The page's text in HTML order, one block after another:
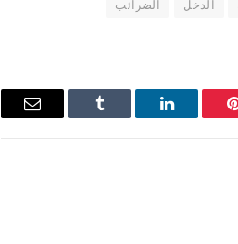
الدخل الضرائب
بينتيريستلينكدإن Tumblr
البريد